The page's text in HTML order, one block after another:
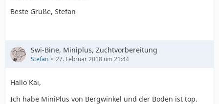
Beste Grüße, Stefan
Swi-Bine, Miniplus, Zuchtvorbereitung
Stefan 27. Februar 2018 um 21:44
Hallo Kai,
Ich habe MiniPlus von Bergwinkel und der Boden ist top.